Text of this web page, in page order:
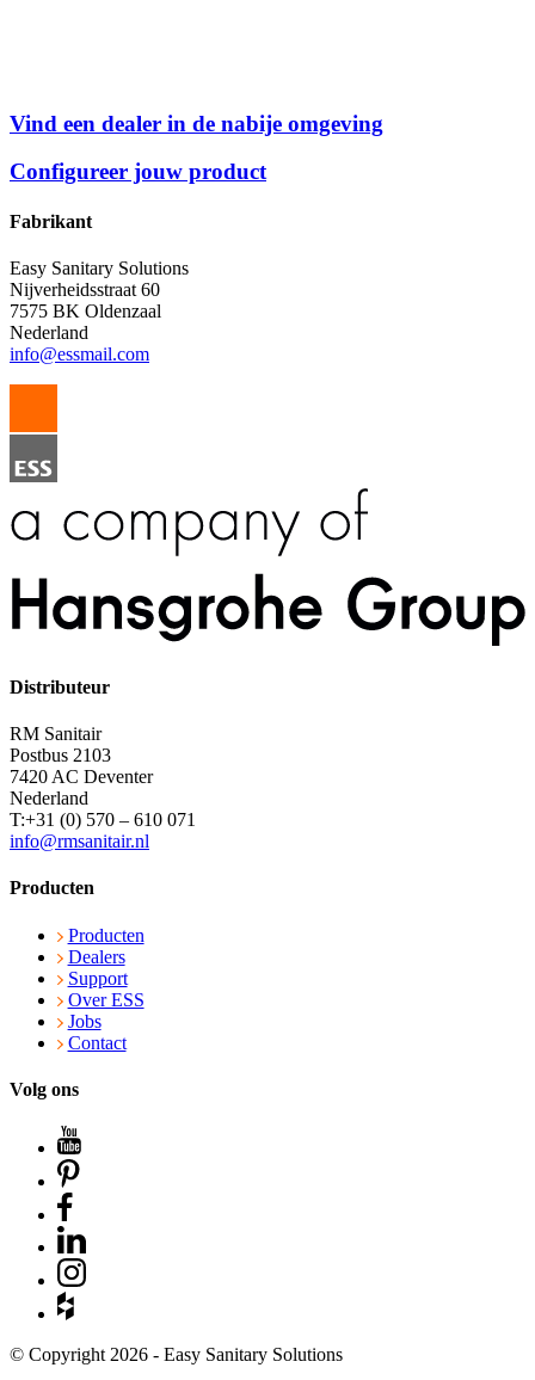
Vind een dealer in de nabije omgeving
Configureer jouw product
Fabrikant
Easy Sanitary Solutions
Nijverheidsstraat 60
7575 BK Oldenzaal
Nederland
info@essmail.com
Distributeur
RM Sanitair
Postbus 2103
7420 AC Deventer
Nederland
T:+31 (0) 570 – 610 071
info@rmsanitair.nl
Producten
Producten
Dealers
Support
Over ESS
Jobs
Contact
Volg ons
© Copyright 2026 - Easy Sanitary Solutions